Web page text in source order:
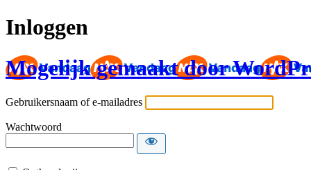
Inloggen
Mogelijk gemaakt door
Gebruikersnaam of e-mailadres
Wachtwoord